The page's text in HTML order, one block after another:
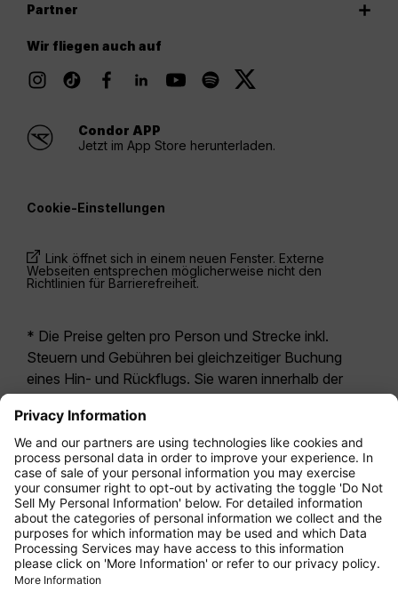
Partner
Wir fliegen auch auf
Condor APP
Jetzt im App Store herunterladen.
Cookie-Einstellungen
Link öffnet sich in einem neuen Fenster. Externe
Webseiten entsprechen möglicherweise nicht den
Richtlinien für Barrierefreiheit.
* Die Preise gelten pro Person und Strecke inkl.
Steuern und Gebühren bei gleichzeitiger Buchung
eines Hin- und Rückflugs. Sie waren innerhalb der
letzten 24 Stunden verfügbar und sind
möglicherweise nicht mehr aktuell. Bei den für die
Economy Class angegebenen Tarifen handelt es
sich i.d.R. um Economy Zero, unsere restriktivste
Tarifoption. Es können hierfür zusätzliche Gebühren
fürAufgabegepäckoder für andere optionale
Leistungen anfallen. Es gelten dieAllgemeinen
Geschäftsbedingungen .